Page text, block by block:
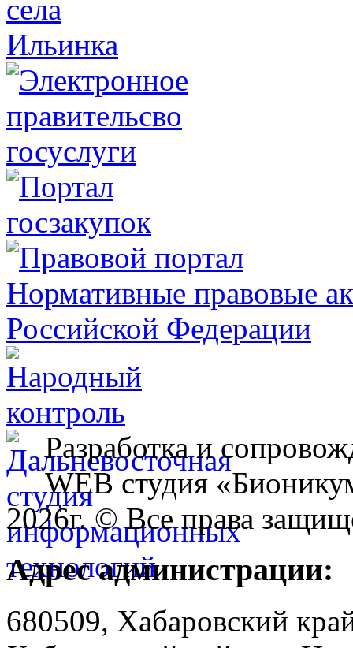
Разработка и
WEB студия
2026г. © Все права
Адрес администрации:
680509, Хабаровский